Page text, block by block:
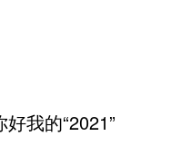
我的“2021”